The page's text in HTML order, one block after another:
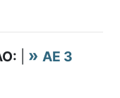
AE 3